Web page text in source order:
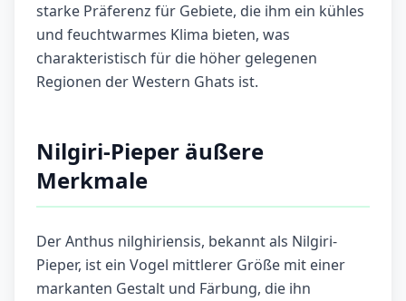
starke Präferenz für Gebiete, die ihm ein kühles
und feuchtwarmes Klima bieten, was
charakteristisch für die höher gelegenen
Regionen der Western Ghats ist.
Nilgiri-Pieper äußere
Merkmale
Der Anthus nilghiriensis, bekannt als Nilgiri-
Pieper, ist ein Vogel mittlerer Größe mit einer
markanten Gestalt und Färbung, die ihn